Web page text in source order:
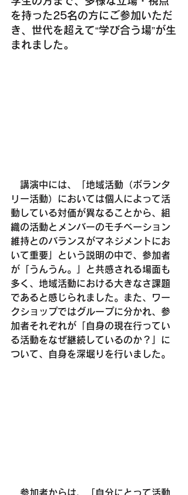
を持った25名の方にご参加いただ
き、 世代を超えて“学び合う場”が生
まれました。
講演中には、「地域活動（ボランタ
リー活動）においては個人によって活
動している対価が異なることから、組
織の活動とメンバーのモチベーション
維持とのバランスがマネジメントにお
いて重要」という説明の中で、参加者
が「うんうん。」と共感される場面も
多く、地域活動における大きなさ課題
であると感じられました。また、ワー
クショップではグループに分かれ、参
加者それぞれが「自身の現在行ってい
る活動をなぜ継続しているのか？」に
ついて、自身を深堀りを行いました。
参加者からは、「自分にとって活動